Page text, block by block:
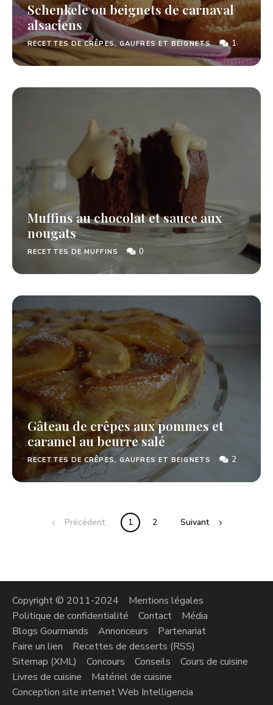
Schenkele ou beignets de carnaval
alsaciens
RECETTES DE CRÊPES, GAUFRES ET BEIGNETS 1
Muffins au chocolat et sauce aux
nougats
RECETTES DE MUFFINS 0
Gâteau de crêpes aux pommes et
caramel au beurre salé
RECETTES DE CRÊPES, GAUFRES ET BEIGNETS 2
Précédent 1 2 Suivant
Copyright © 2011-2024
Mentions légales
Politique de confidentialité
Contact
Média
Blogs Gourmands
Annonceurs
Partenariat
Faire un lien
Recettes de desserts (RSS)
Sitemap (XML)
Concours Conseils
Cours de cuisine
Livres de cuisine
Matériel de cuisine
Conception site internet Web Intelligencia